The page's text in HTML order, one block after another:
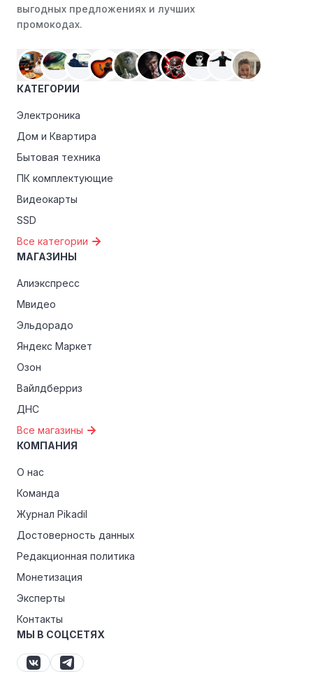
выгодных предложениях и лучших
промокодах.
КАТЕГОРИИ
Электроника
Дом и Квартира
Бытовая техника
ПК комплектующие
Видеокарты
SSD
Все категории
МАГАЗИНЫ
Алиэкспресс
Мвидео
Эльдорадо
Яндекс Маркет
Озон
Вайлдберриз
ДНС
Все магазины
КОМПАНИЯ
О нас
Команда
Журнал Pikadil
Достоверность данных
Редакционная политика
Монетизация
Эксперты
Контакты
МЫ В СОЦСЕТЯХ